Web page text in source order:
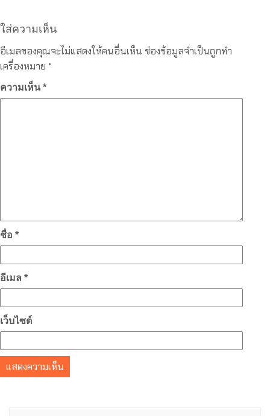
ใส่ความเห็น
อีเมลของคุณจะไม่แสดงให้คนอื่นเห็น ช่องข้อมูลจำเป็นถูกทำ
เครื่องหมาย *
ความเห็น*
ชื่อ *
อีเมล *
เว็บไซต์